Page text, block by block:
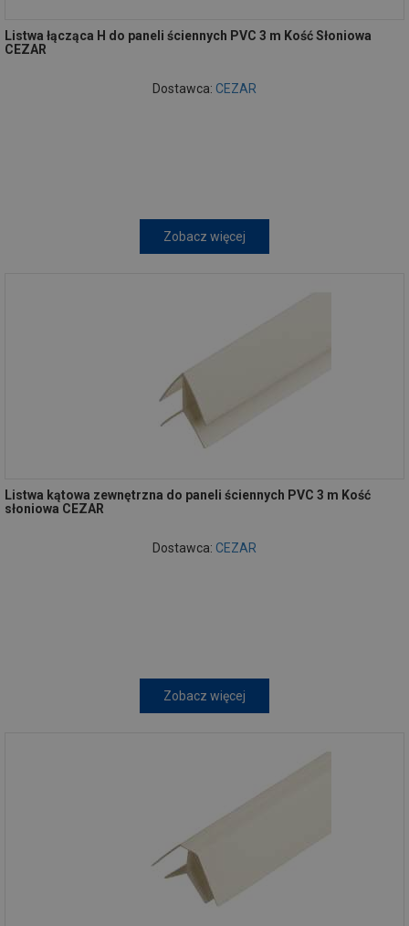
Listwa łącząca H do paneli ściennych PVC 3 m Kość Słoniowa
CEZAR
Dostawca: CEZAR
Zobacz więcej
Listwa kątowa zewnętrzna do paneli ściennych PVC 3 m Kość
słoniowa CEZAR
Dostawca: CEZAR
Zobacz więcej